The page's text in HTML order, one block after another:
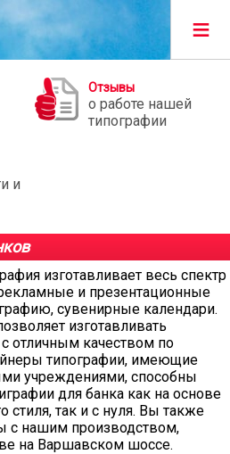
≡
Отзывы
о работе нашей
типографии
и
изготавливает весь спектр
и презентационные
сувенирные календари.
изготавливать
отличным качеством по
типографии, имеющие
учреждениями, способны
для банка как на основе
так и с нуля. Вы также
с нашим производством,
на Варшавском шоссе.